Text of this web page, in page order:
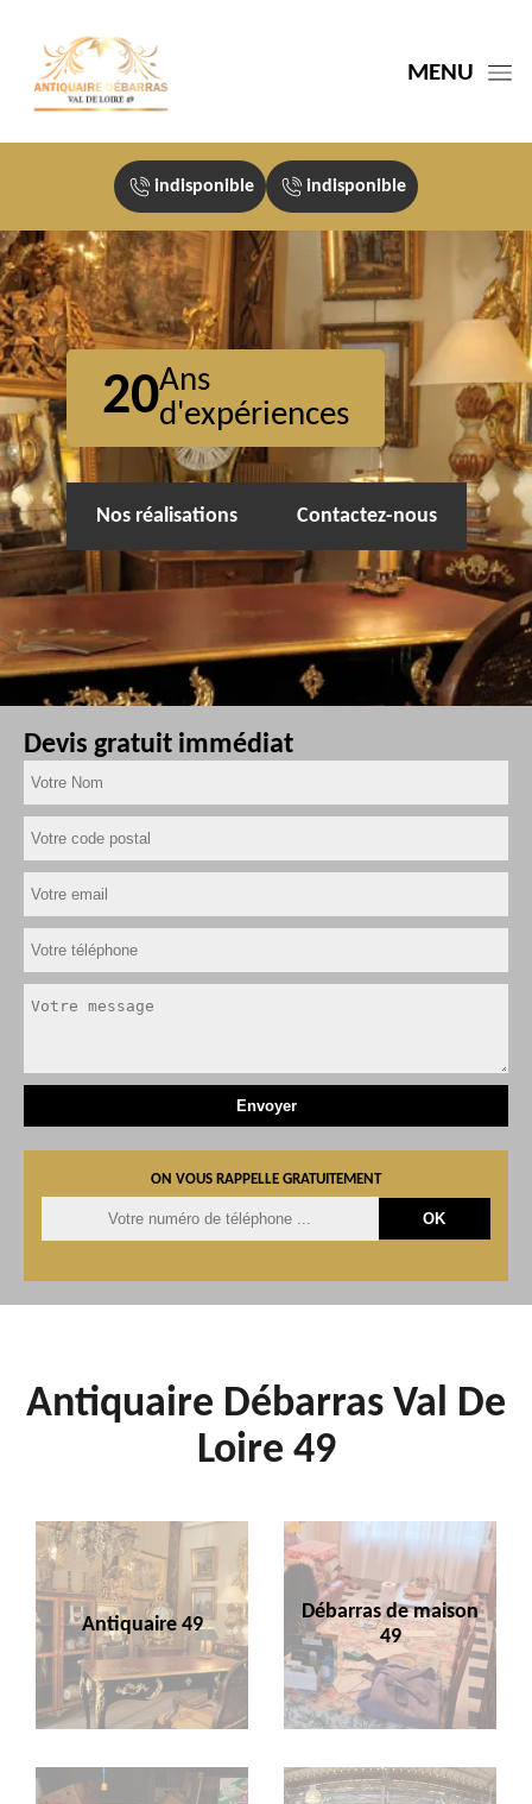
MENU
indisponible indisponible
20Ans
d'expériences
Nos réalisations Contactez-nous
Devis gratuit immédiat
ON VOUS RAPPELLE GRATUITEMENT
Antiquaire Débarras Val De
Loire 49
Antiquaire 49
Débarras de maison
49